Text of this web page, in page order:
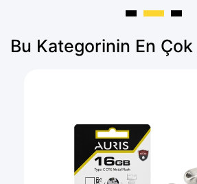
Bu Kategorinin En Çok